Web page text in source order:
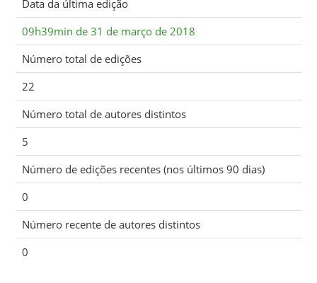
Data da última edição
09h39min de 31 de março de 2018
Número total de edições
22
Número total de autores distintos
5
Número de edições recentes (nos últimos 90 dias)
0
Número recente de autores distintos
0